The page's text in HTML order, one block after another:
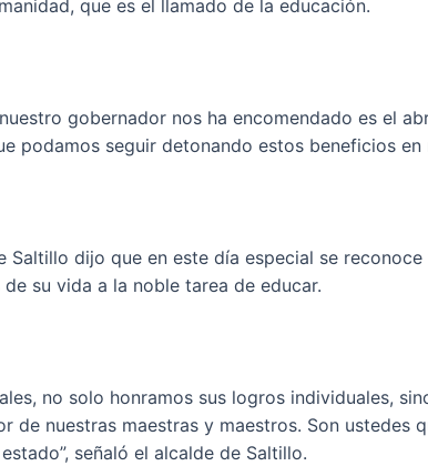
que es el llamado de la educación.
gobernador nos ha encomendado es el
podamos seguir detonando estos beneficios en
Saltillo dijo que en este día especial se
su vida a la noble tarea de educar.
no solo honramos sus logros individuales,
de nuestras maestras y maestros. Son ustedes
señaló el alcalde de Saltillo.